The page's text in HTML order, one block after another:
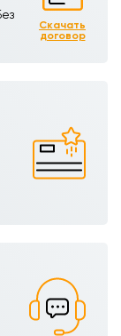
Скачать
договор